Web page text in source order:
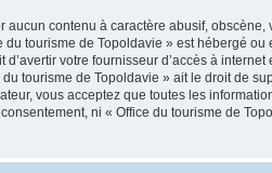
aucun contenu à caractère abusif,
du tourisme de Topoldavie » est hébergé
votre fournisseur d’accès à
tourisme de Topoldavie » ait le droit de
vous acceptez que toutes les
ni « Office du tourisme de